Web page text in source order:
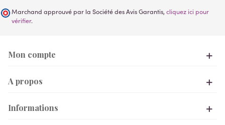
Marchand approuvé par la Société des Avis Garantis, cliquez ici pour
vérifier.
Mon compte
A propos
Informations